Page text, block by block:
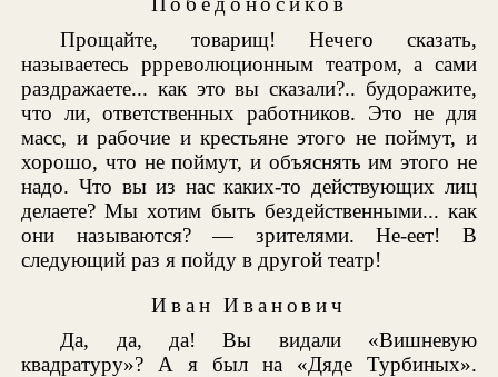
Прощайте, товарищ! Нечего сказать,
называетесь ррреволюционным театром, а сами
раздражаете... как это вы сказали?.. будоражите,
что ли, ответственных работников. Это не для
масс, и рабочие и крестьяне этого не поймут, и
хорошо, что не поймут, и объяснять им этого не
надо. Что вы из нас каких-то действующих лиц
делаете? Мы хотим быть бездейственными... как
они называются? — зрителями. Не-еет! В
следующий раз я пойду в другой театр!
Иван Иванович
Да, да, да! Вы видали «Вишневую
квадратуру»? А я был на «Дяде Турбиных».